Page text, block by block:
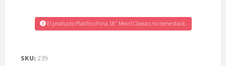
El producto Platillo china 18" Meinl Classics no tiene stock.
SKU: 239